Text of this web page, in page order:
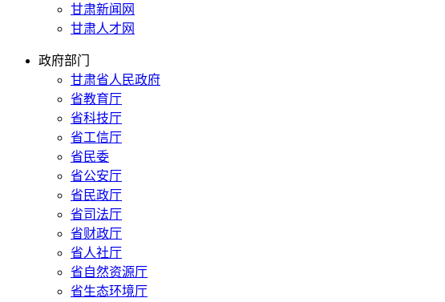
甘肃新闻网
甘肃人才网
政府部门
甘肃省人民政府
省教育厅
省科技厅
省工信厅
省民委
省公安厅
省民政厅
省司法厅
省财政厅
省人社厅
省自然资源厅
省生态环境厅